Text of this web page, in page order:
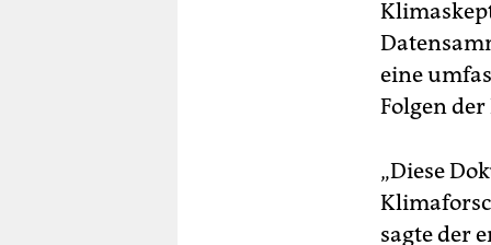
eine
Folgen
„Diese
sagte der